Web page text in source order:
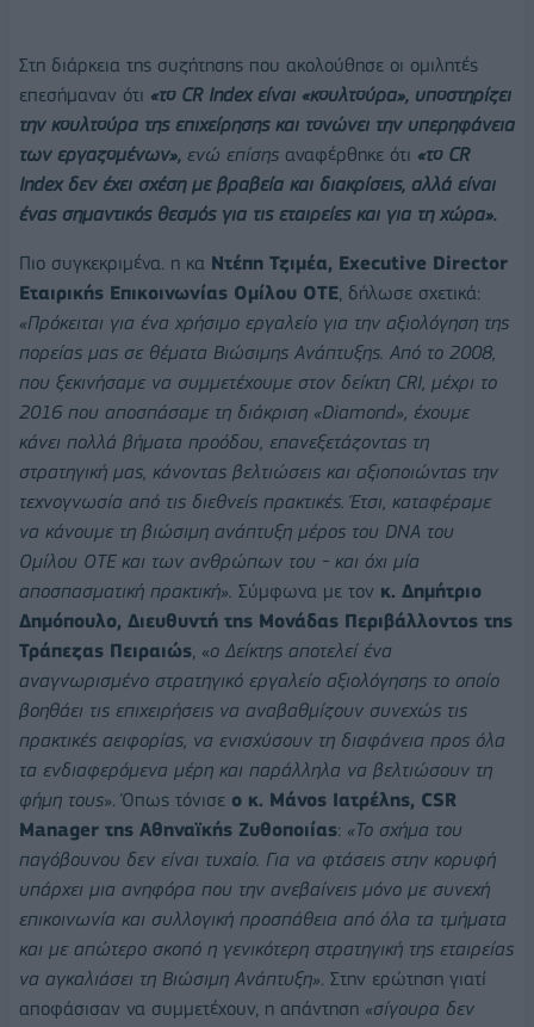
Στη διάρκεια της συζήτησης που ακολούθησε οι ομιλητές
επεσήμαναν ότι «το CR Indexείναι «κουλτούρα», υποστηρίζει
την κουλτούρα της επιχείρησης και τονώνει την υπερηφάνεια
των εργαζομένων», ενώ επίσης αναφέρθηκε ότι «το CR
Indexδεν έχει σχέση με βραβεία και διακρίσεις, αλλά είναι
ένας σημαντικός θεσμός για τις εταιρείες και για τη χώρα».
Πιο συγκεκριμένα. η κα Ντέπη Τζιμέα, Executive Director
Εταιρικής Επικοινωνίας Ομίλου ΟΤΕ, δήλωσε σχετικά:
«Πρόκειται για ένα χρήσιμο εργαλείο για την αξιολόγηση της
πορείας μας σε θέματα Βιώσιμης Ανάπτυξης. Από το 2008,
που ξεκινήσαμε να συμμετέχουμε στον δείκτη CRI, μέχρι το
2016 που αποσπάσαμε τη διάκριση «Diamond», έχουμε
κάνει πολλά βήματα προόδου, επανεξετάζοντας τη
στρατηγική μας, κάνοντας βελτιώσεις και αξιοποιώντας την
τεχνογνωσία από τις διεθνείς πρακτικές. Έτσι, καταφέραμε
να κάνουμε τη βιώσιμη ανάπτυξη μέρος του DNA του
Ομίλου ΟΤΕ και των ανθρώπων του - και όχι μία
αποσπασματική πρακτική». Σύμφωνα με τον κ. Δημήτριο
Δημόπουλο, Διευθυντή της Μονάδας Περιβάλλοντος της
Τράπεζας Πειραιώς, «ο Δείκτης αποτελεί ένα
αναγνωρισμένο στρατηγικό εργαλείο αξιολόγησης το οποίο
βοηθάει τις επιχειρήσεις να αναβαθμίζουν συνεχώς τις
πρακτικές αειφορίας, να ενισχύσουν τη διαφάνεια προς όλα
τα ενδιαφερόμενα μέρη και παράλληλα να βελτιώσουν τη
φήμη τους». Όπως τόνισε ο κ. Μάνος Ιατρέλης, CSR
Manager της Αθηναϊκής Ζυθοποιίας: «Το σχήμα του
παγόβουνου δεν είναι τυχαίο. Για να φτάσεις στην κορυφή
υπάρχει μια ανηφόρα που την ανεβαίνεις μόνο με συνεχή
επικοινωνία και συλλογική προσπάθεια από όλα τα τμήματα
και με απώτερο σκοπό η γενικότερη στρατηγική της εταιρείας
να αγκαλιάσει τη Βιώσιμη Ανάπτυξη». Στην ερώτηση γιατί
αποφάσισαν να συμμετέχουν, η απάντηση «σίγουρα δεν